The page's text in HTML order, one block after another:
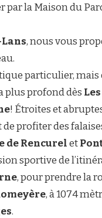
par la Maison du
, nous vous
particulier, mais
plus profond dès
! Étroites et
profiter des
de Rencurelet
sportive de
, pour prendre la
, à 1074
.